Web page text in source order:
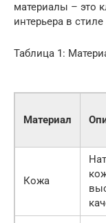
материалы – это
интерьера в стиле
Таблица 1:
Материал
Кожа